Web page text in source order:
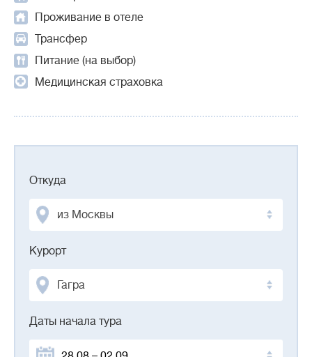
Проживание в отеле
Трансфер
Питание (на выбор)
Медицинская страховка
Откуда
из Москвы
Курорт
Гагра
Даты начала тура